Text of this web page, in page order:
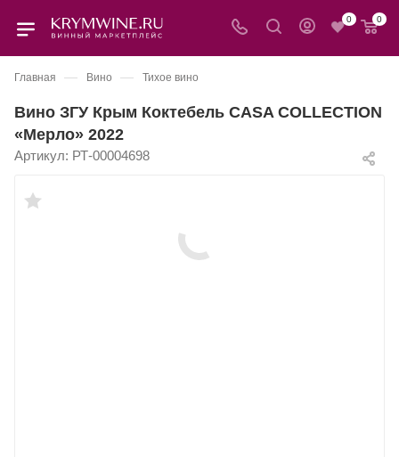
0 0
Главная — Вино — Тихое вино
Вино ЗГУ Крым Коктебель CASA COLLECTION
«Мерло» 2022
Артикул: РТ-00004698